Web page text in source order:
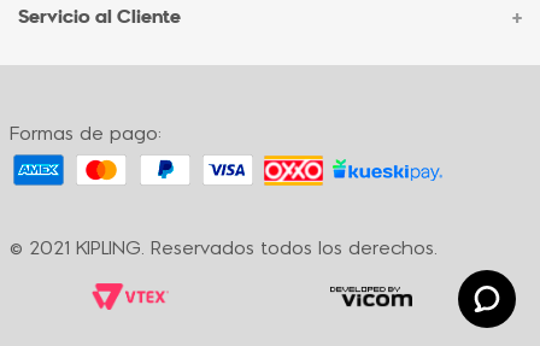
Sucursales
Contacto Corporativo
Formas de pago
Servicio al Cliente +
Contacto
Políticas de cambio
Términos y condiciones
Formas de pago:
© 2021 KIPLING. Reservados todos los derechos.